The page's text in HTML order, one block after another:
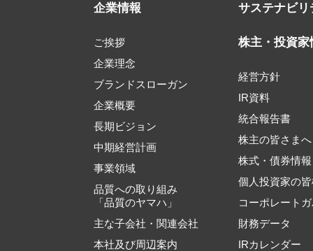
企業情報
ご挨拶
企業理念
ブランドスローガン
企業概要
長期ビジョン
中期経営計画
事業領域
品質への取り組み
「品質のヤマハ」
主な子会社・関連会社
本社及び周辺案内
サステナビリ
株主・投資家
経営方針
IR資料
統合報告書
株主の皆さまへ
株式・債券情報
個人投資家の
コーポレート
財務データ
IRカレンダー